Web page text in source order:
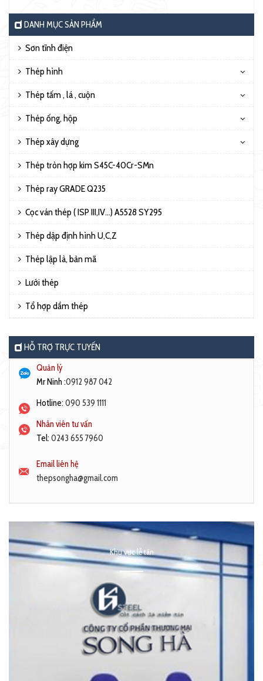
DANH MỤC SẢN PHẨM
Sơn tĩnh điện
Thép hình
Thép tấm , lá , cuộn
Thép ống, hộp
Thép xây dựng
Thép tròn hợp kim S45C-40Cr-SMn
Thép ray GRADE Q235
Cọc ván thép ( ISP III,IV…) A5528 SY295
Thép dập định hình U,C,Z
Thép lập là, bản mã
Lưới thép
Tổ hợp dầm thép
HỖ TRỢ TRỰC TUYẾN
Quản lý
Mr Ninh :0912 987 042
Hotline: 090 539 1111
Nhân viên tư vấn
Tel: 0243 655 7960
Email liên hệ
thepsongha@gmail.com
Khu vực lễ tân